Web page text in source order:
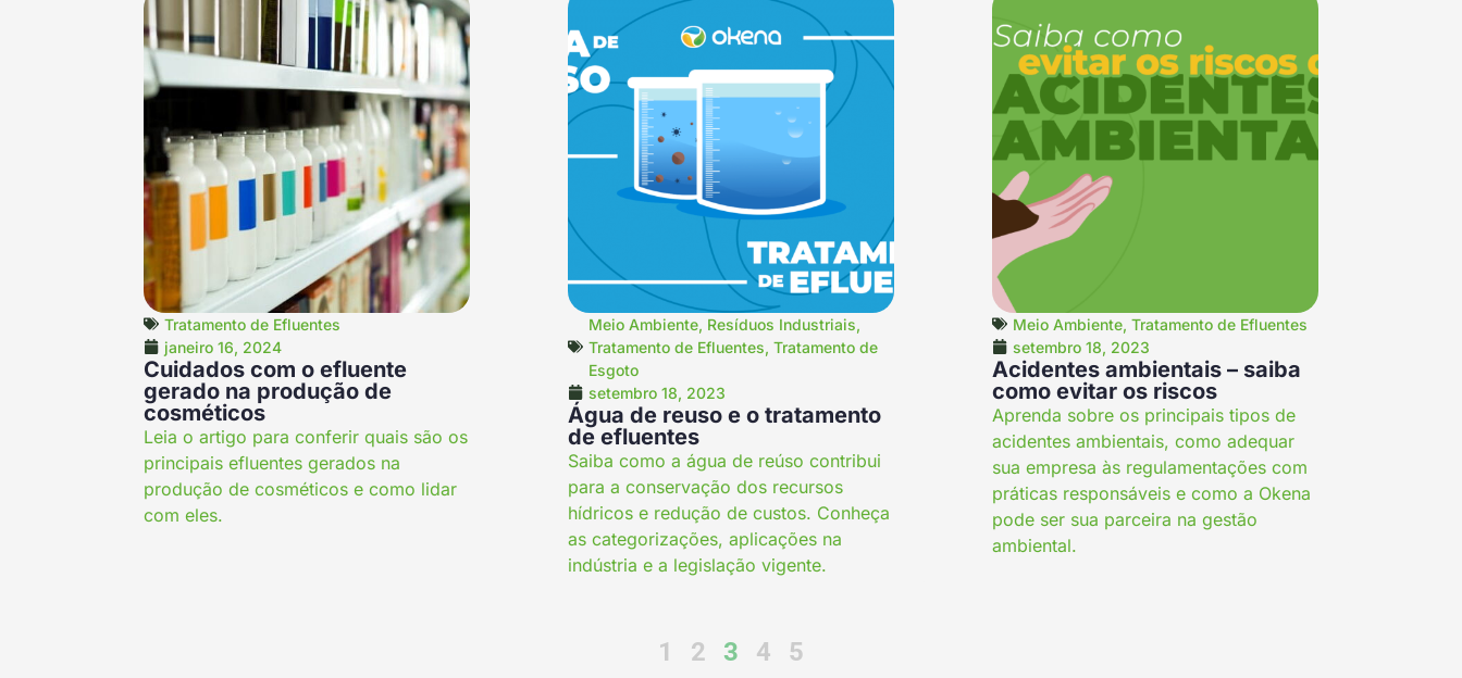
Tratamento de Efluentes
janeiro 16, 2024
Cuidados com o efluente
gerado na produção de
cosméticos
Leia o artigo para conferir quais são os
principais efluentes gerados na
produção de cosméticos e como lidar
com eles.
Meio Ambiente, Resíduos Industriais,
Tratamento de Efluentes, Tratamento de
Esgoto
setembro 18, 2023
Água de reuso e o tratamento
de efluentes
Saiba como a água de reúso contribui
para a conservação dos recursos
hídricos e redução de custos. Conheça
as categorizações, aplicações na
indústria e a legislação vigente.
Meio Ambiente, Tratamento de Efluentes
setembro 18, 2023
Acidentes ambientais – saiba
como evitar os riscos
Aprenda sobre os principais tipos de
acidentes ambientais, como adequar
sua empresa às regulamentações com
práticas responsáveis e como a Okena
pode ser sua parceira na gestão
ambiental.
1 2 3 4 5